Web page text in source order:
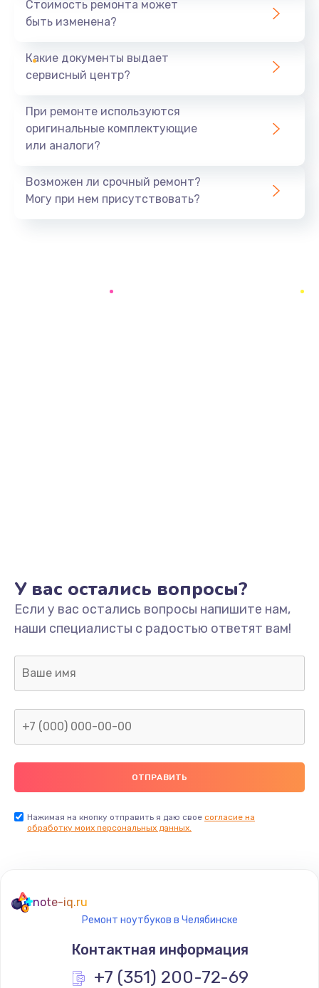
Ремонт южного моста
Замена батарейки BIOS
Заказать
Ремонт цепи питания
Замена/Pемонт карбюратора
1300 руб.
Заказать
Ремонт капиллярной трубки
400 руб.
Заказать
Замена термостата
1200 руб.
Заказать
Стоимость ремонта может
быть изменена?
Какие документы выдает
сервисный центр?
При ремонте используются
оригинальные комплектующие
или аналоги?
Возможен ли срочный ремонт?
Могу при нем присутствовать?
У вас остались вопросы?
Если у вас остались вопросы напишите нам,
наши специалисты с радостью ответят вам!
Нажимая на кнопку отправить я даю свое согласие на
обработку моих персональных данных.
note-iq.ru
Ремонт ноутбуков в Челябинске
Контактная информация
+7 (351) 200-72-69